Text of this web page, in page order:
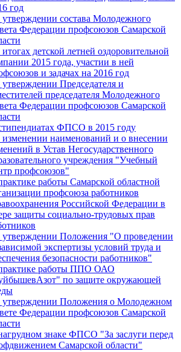
год
состава Молодежного
Федерации профсоюзов Самарской
детской летней оздоровительной
2015 года, участии в ней
и задачах на 2016 год
Председателя и
председателя Молодежного
Федерации профсоюзов Самарской
ФПСО в 2015 году
наименований и о внесении
в Устав Негосударственного
учреждения "Учебный
профсоюзов"
работы Самарской областной
профсоюза работников
Российской Федерации в
защиты социально-трудовых прав
Положения "О проведении
экспертизы условий труда и
безопасности работников"
работы ППО ОАО
по защите окружающей
Положения о Молодежном
Федерации профсоюзов Самарской
знаке ФПСО "За заслуги перед
Самарской области"